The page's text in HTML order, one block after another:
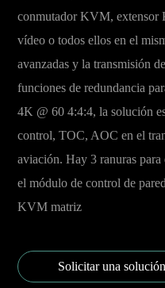
conmutador KVM, extensor
vídeo o todos ellos en el
avanzadas y la transmisión
funciones de redundancia
4K @ 60 4:4:4, la solución
control, TOC, AOC en el
aviación. Hay 3 ranuras
el módulo de control de
KVM matriz
Solicitar una solución